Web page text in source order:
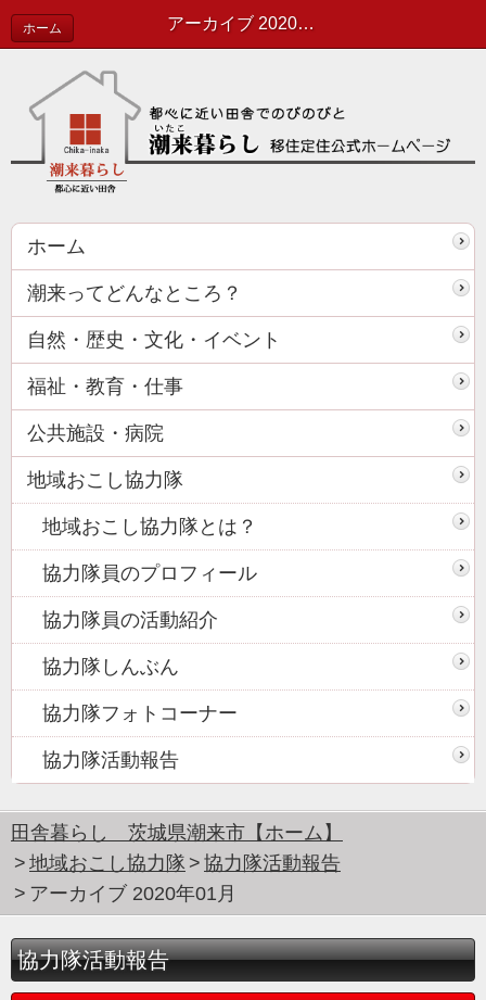
アーカイブ 2020年01月 | 協力隊活動報告
ホーム
ホーム
潮来ってどんなところ？
自然・歴史・文化・イベント
福祉・教育・仕事
公共施設・病院
地域おこし協力隊
地域おこし協力隊とは？
協力隊員のプロフィール
協力隊員の活動紹介
協力隊しんぶん
協力隊フォトコーナー
協力隊活動報告
田舎暮らし 茨城県潮来市【ホーム】
地域おこし協力隊
協力隊活動報告
アーカイブ 2020年01月
協力隊活動報告